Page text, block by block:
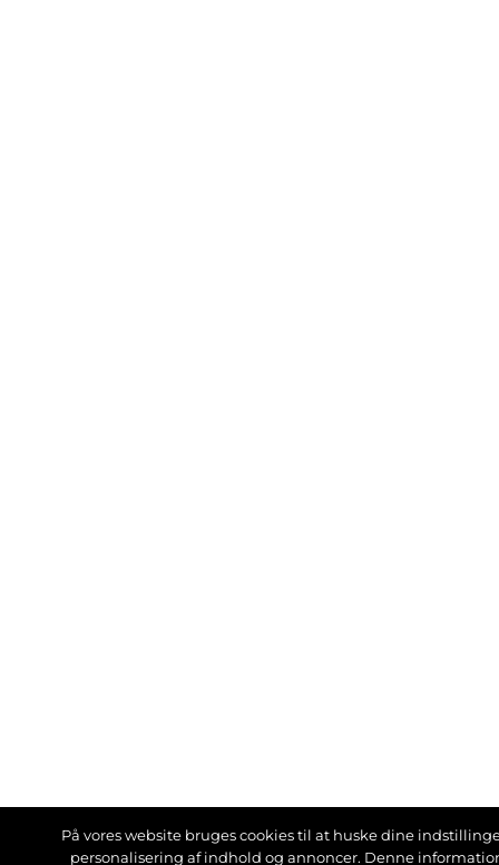
På vores website bruges cookies til at huske dine
personalisering af indhold og annoncer. Denne